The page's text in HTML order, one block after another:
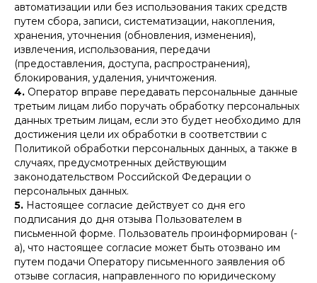
автоматизации или без использования таких средств
путем сбора, записи, систематизации, накопления,
хранения, уточнения (обновления, изменения),
извлечения, использования, передачи
(предоставления, доступа, распространения),
блокирования, удаления, уничтожения.
4. Оператор вправе передавать персональные данные
третьим лицам либо поручать обработку персональных
данных третьим лицам, если это будет необходимо для
достижения цели их обработки в соответствии с
Политикой обработки персональных данных, а также в
случаях, предусмотренных действующим
законодательством Российской Федерации о
персональных данных.
5. Настоящее согласие действует со дня его
подписания до дня отзыва Пользователем в
письменной форме. Пользователь проинформирован (-
а), что настоящее согласие может быть отозвано им
путем подачи Оператору письменного заявления об
отзыве согласия, направленного по юридическому